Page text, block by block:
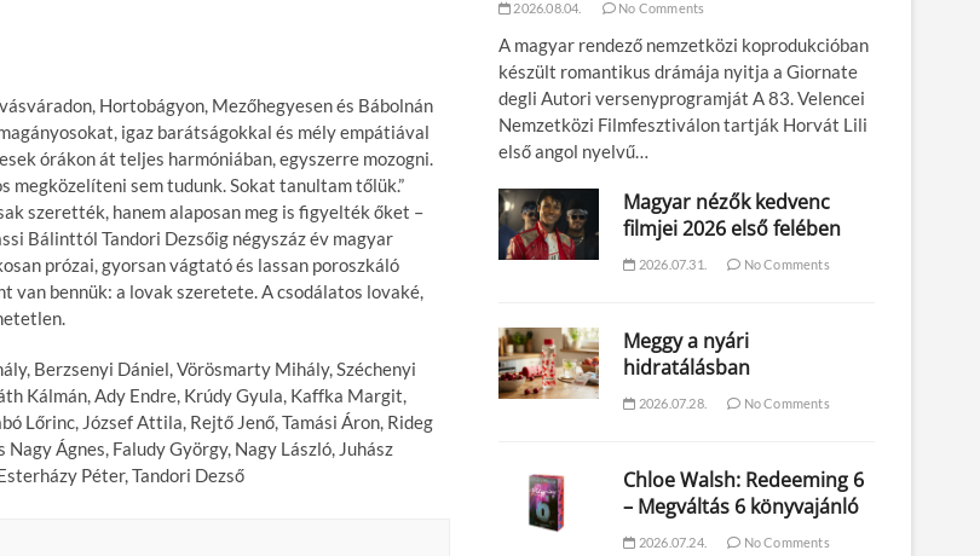
Hortobágyon, Mezőhegyesen és Bábolnán
igaz barátságokkal és mély empátiával
órákon át teljes harmóniában, egyszerre mozogni.
megközelíteni sem tudunk. Sokat tanultam tőlük.”
szerették, hanem alaposan meg is figyelték őket –
Bálinttól Tandori Dezsőig négyszáz év magyar
prózai, gyorsan vágtató és lassan poroszkáló
van bennük: a lovak szeretete. A csodálatos lovaké,
Berzsenyi Dániel, Vörösmarty Mihály, Széchenyi
Kálmán, Ady Endre, Krúdy Gyula, Kaffka Margit,
Lőrinc, József Attila, Rejtő Jenő, Tamási Áron, Rideg
Ágnes, Faludy György, Nagy László, Juhász
Péter, Tandori Dezső
2026.08.04. No Comments
A magyar rendező nemzetközi koprodukcióban
készült romantikus drámája nyitja a Giornate
degli Autori versenyprogramját A 83. Velencei
Nemzetközi Filmfesztiválon tartják Horvát Lili
első angol nyelvű…
Magyar nézők kedvenc
filmjei 2026 első felében
2026.07.31. No Comments
Meggy a nyári
hidratálásban
2026.07.28. No Comments
Chloe Walsh: Redeeming 6
– Megváltás 6 könyvajánló
2026.07.24. No Comments